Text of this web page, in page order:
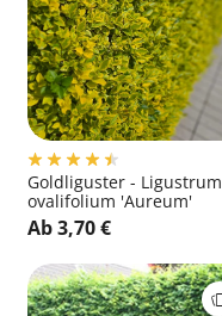
Goldliguster - Ligustrum
ovalifolium 'Aureum'
Ab 3,70 €